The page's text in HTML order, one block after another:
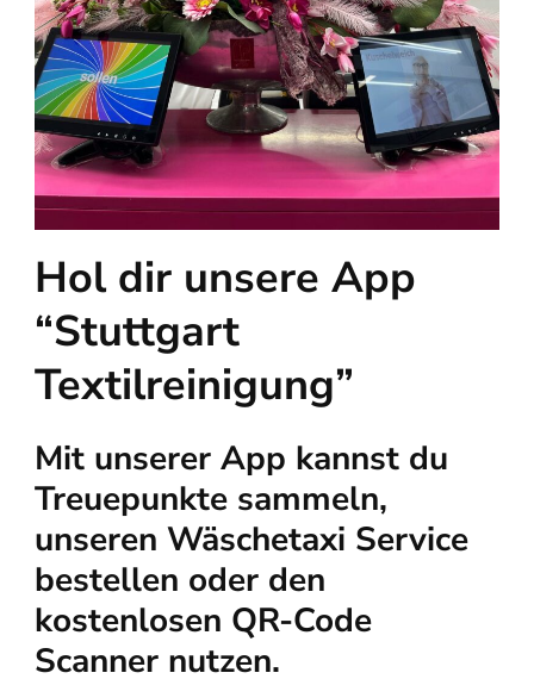
Hol dir unsere App
“Stuttgart
Textilreinigung”
Mit unserer App kannst du
Treuepunkte sammeln,
unseren Wäschetaxi Service
bestellen oder den
kostenlosen QR-Code
Scanner nutzen.